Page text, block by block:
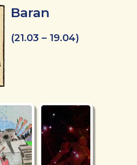
Baran
(21.03 – 19.04)